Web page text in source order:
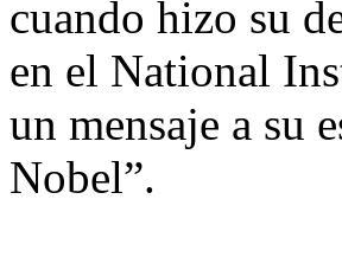
cuando hizo su
en el National
un mensaje a su
Nobel”.